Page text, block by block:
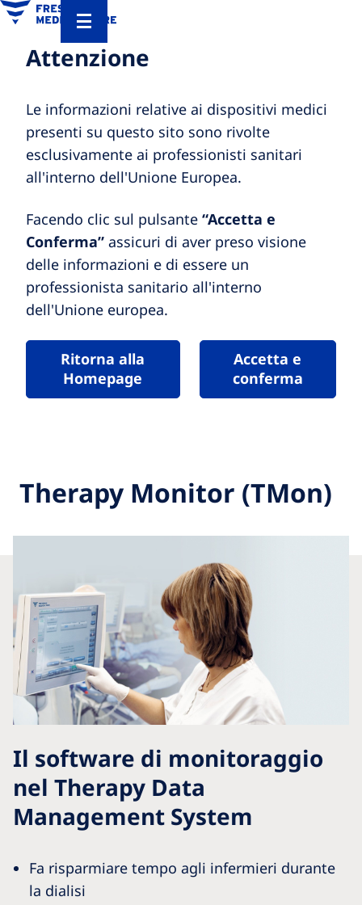
Attenzione
Le informazioni relative ai dispositivi medici
presenti su questo sito sono rivolte
esclusivamente ai professionisti sanitari
all'interno dell'Unione Europea.
Facendo clic sul pulsante “Accetta e
Conferma” assicuri di aver preso visione
delle informazioni e di essere un
professionista sanitario all'interno
dell'Unione europea.
Ritorna alla
Homepage
Accetta e
conferma
Therapy Monitor (TMon)
Il software di monitoraggio
nel Therapy Data
Management System
Fa risparmiare tempo agli infermieri durante
la dialisi